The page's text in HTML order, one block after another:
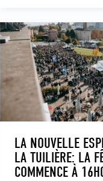
LA NOUVELLE
LA TUILIÈRE: LA
COMMENCE À